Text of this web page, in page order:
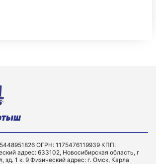
ОГРН: 1175476119939 КПП:
адрес: 633102, Новосибирская область, г
зд. 1 к. 9 Физический адрес: г. Омск, Карла